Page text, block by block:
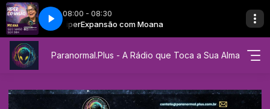
08:00 - 08:30
HiperExpansão com Moana
EP 19 - HiperExpansão - Moana
Paranormal.Plus - A Rádio que Toca a Sua Alma